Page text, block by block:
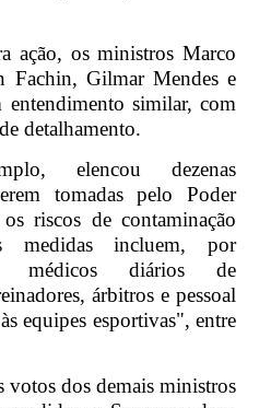
ação, os ministros Marco
Fachin, Gilmar Mendes e
similar, com
detalhamento.
elencou dezenas
tomadas pelo Poder
riscos de contaminação
medidas incluem, por
médicos diários de
árbitros e pessoal
equipes esportivas", entre
votos dos demais ministros